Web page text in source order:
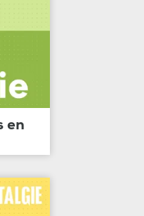
en